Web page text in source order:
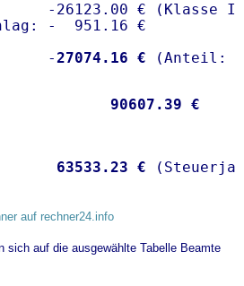
-26123.00 € (Klasse I)
-  951.16 €
-27074.16 €
90607.39 €
63533.23 €
auf rechner24.info
sich auf die ausgewählte Tabelle Beamte